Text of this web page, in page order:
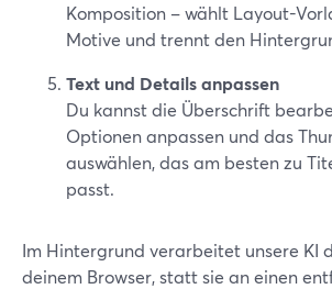
Komposition – wählt Layout-
Motive und trennt den
Text und Details anpassen
Du kannst die Überschrift
Optionen anpassen und das
auswählen, das am besten zu
passt.
Im Hintergrund verarbeitet unsere KI
deinem Browser, statt sie an einen